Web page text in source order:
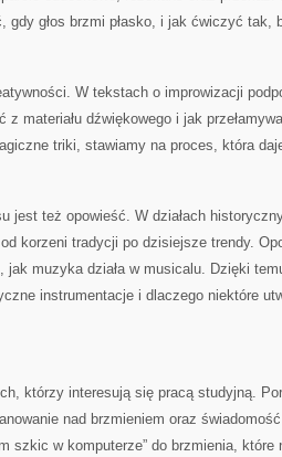
gdy głos brzmi płasko, i jak ćwiczyć tak,
W tekstach o improwizacji
z materiału dźwiękowego i jak
triki, stawiamy na proces, która
jest też opowieść. W działach
korzeni tradycji po dzisiejsze trendy.
jak muzyka działa w musicalu. Dzięki
instrumentacje i dlaczego niektóre
którzy interesują się pracą studyjną.
nad brzmieniem oraz
szkic w komputerze” do brzmienia, które